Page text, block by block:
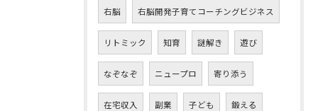
右脳 右脳開発子育てコーチングビジネス
リトミック 知育 謎解き 遊び
なぞなぞ ニュープロ 寄り添う
在宅収入 副業 子ども 鍛える